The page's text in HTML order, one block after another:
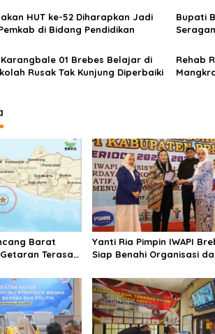
HUT ke-52 Diharapkan Jadi
di Bidang Pendidikan
Bupati
Karangbale 01 Brebes Belajar di
Rusak Tak Kunjung Diperbaiki
Rehab
Barat
Terasa
Yanti Ria Pimpin IWAPI
Siap Benahi Organisasi